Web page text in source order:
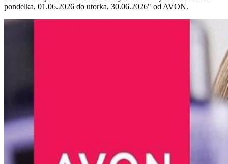
pondelka, 01.06.2026 do utorka, 30.06.2026" od AVON.